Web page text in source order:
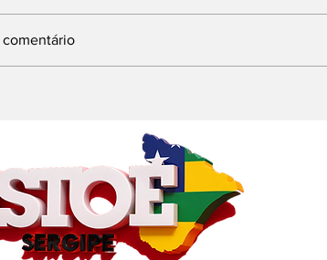
pelo MPCE,
sem explicar
de R$ 290
no Nestor Piva
290
entidade
fraude em
comentário